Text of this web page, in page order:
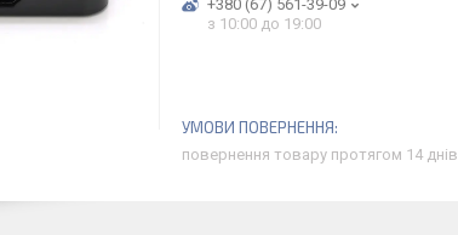
+380 (67) 561-39-09
з 10:00 до 19:00
повернення товару протягом 14 днів